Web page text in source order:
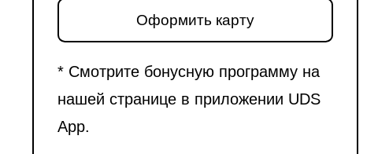
Оформить карту
* Смотрите бонусную программу на
нашей странице в приложении UDS
App.